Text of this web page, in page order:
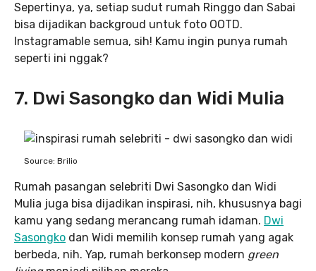
Sepertinya, ya, setiap sudut rumah Ringgo dan Sabai
bisa dijadikan backgroud untuk foto OOTD.
Instagramable semua, sih! Kamu ingin punya rumah
seperti ini nggak?
7. Dwi Sasongko dan Widi Mulia
Source: Brilio
Rumah pasangan selebriti Dwi Sasongko dan Widi
Mulia juga bisa dijadikan inspirasi, nih, khususnya bagi
kamu yang sedang merancang rumah idaman. Dwi
Sasongko dan Widi memilih konsep rumah yang agak
berbeda, nih. Yap, rumah berkonsep modern green